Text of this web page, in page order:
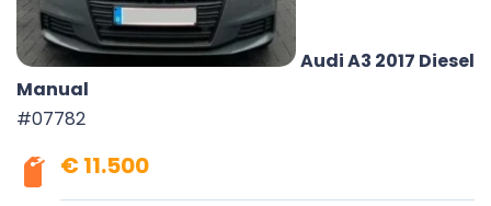
Audi A3 2017 Diesel
Manual
#07782
€ 11.500